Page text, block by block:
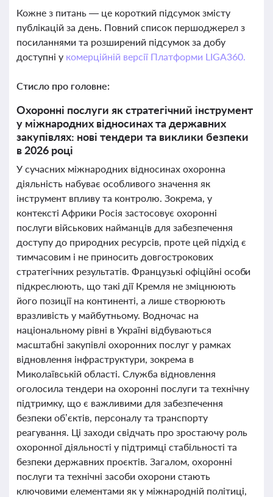
Кожне з питань — це короткий підсумок змісту
публікацій за день. Повний список першоджерел з
посиланнями та розширений підсумок за добу
доступні у комерційній версії Платформи LIGA360.
Стисло про головне:
Охоронні послуги як стратегічний інструмент
у міжнародних відносинах та державних
закупівлях: нові тендери та виклики безпеки
в 2026 році
У сучасних міжнародних відносинах охоронна
діяльність набуває особливого значення як
інструмент впливу та контролю. Зокрема, у
контексті Африки Росія застосовує охоронні
послуги військових найманців для забезпечення
доступу до природних ресурсів, проте цей підхід є
тимчасовим і не приносить довгострокових
стратегічних результатів. Французькі офіційні особи
підкреслюють, що такі дії Кремля не зміцнюють
його позиції на континенті, а лише створюють
вразливість у майбутньому. Водночас на
національному рівні в Україні відбуваються
масштабні закупівлі охоронних послуг у рамках
відновлення інфраструктури, зокрема в
Миколаївській області. Служба відновлення
оголосила тендери на охоронні послуги та технічну
підтримку, що є важливими для забезпечення
безпеки об’єктів, персоналу та транспорту
реагування. Ці заходи свідчать про зростаючу роль
охоронної діяльності у підтримці стабільності та
безпеки державних проєктів. Загалом, охоронні
послуги та технічні засоби охорони стають
ключовими елементами як у міжнародній політиці,